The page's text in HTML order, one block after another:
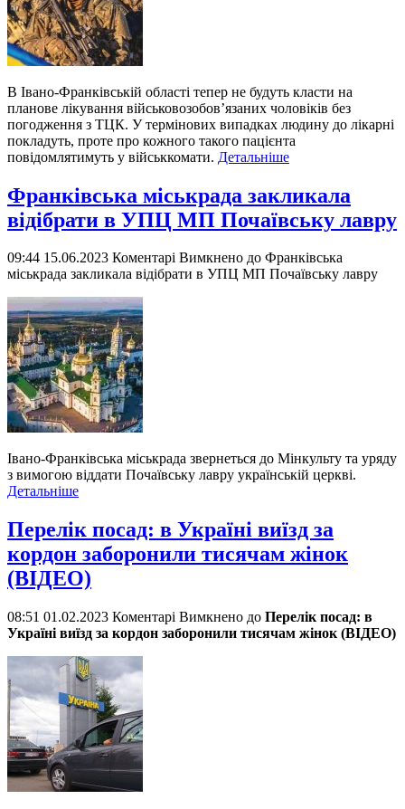
В Івано-Франківській області тепер не будуть класти на
планове лікування військовозобов’язаних чоловіків без
погодження з ТЦК. У термінових випадках людину до лікарні
покладуть, проте про кожного такого пацієнта
повідомлятимуть у військкомати. Детальніше
Франківська міськрада закликала
відібрати в УПЦ МП Почаївську лавру
09:44 15.06.2023 Коментарі Вимкнено до Франківська
міськрада закликала відібрати в УПЦ МП Почаївську лавру
Івано-Франківська міськрада звернеться до Мінкульту та уряду
з вимогою віддати Почаївську лавру українській церкві.
Детальніше
Перелік посад: в Україні виїзд за
кордон заборонили тисячам жінок
(ВІДЕО)
08:51 01.02.2023 Коментарі Вимкнено до Перелік посад: в
Україні виїзд за кордон заборонили тисячам жінок (ВІДЕО)